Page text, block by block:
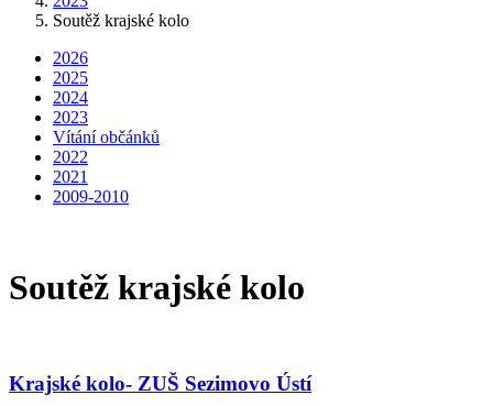
Soutěž krajské kolo
2026
2025
2024
2023
Vítání občánků
2022
2021
2009-2010
Soutěž krajské kolo
Krajské kolo- ZUŠ Sezimovo Ústí